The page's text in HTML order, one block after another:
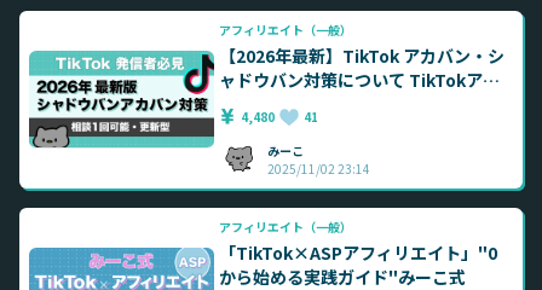
アフィリエイト（一般）
【2026年最新】TikTok アカバン・シ
ャドウバン対策について TikTokアフ
ィリエイターが解説
4,480
41
みーこ
2025/11/02 23:14
アフィリエイト（一般）
「TikTok×ASPアフィリエイト」"0
から始める実践ガイド"みーこ式